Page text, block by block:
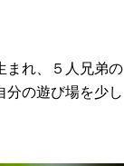
まれ、５人兄弟の
の遊び場を少し